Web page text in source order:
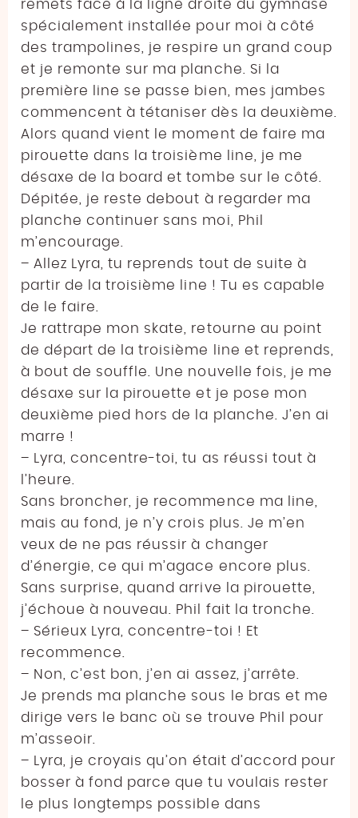
remets face à la ligne droite du gymnase
spécialement installée pour moi à côté
des trampolines, je respire un grand coup
et je remonte sur ma planche. Si la
première line se passe bien, mes jambes
commencent à tétaniser dès la deuxième.
Alors quand vient le moment de faire ma
pirouette dans la troisième line, je me
désaxe de la board et tombe sur le côté.
Dépitée, je reste debout à regarder ma
planche continuer sans moi, Phil
m’encourage.
– Allez Lyra, tu reprends tout de suite à
partir de la troisième line ! Tu es capable
de le faire.
Je rattrape mon skate, retourne au point
de départ de la troisième line et reprends,
à bout de souffle. Une nouvelle fois, je me
désaxe sur la pirouette et je pose mon
deuxième pied hors de la planche. J’en ai
marre !
– Lyra, concentre-toi, tu as réussi tout à
l’heure.
Sans broncher, je recommence ma line,
mais au fond, je n’y crois plus. Je m’en
veux de ne pas réussir à changer
d’énergie, ce qui m’agace encore plus.
Sans surprise, quand arrive la pirouette,
j’échoue à nouveau. Phil fait la tronche.
– Sérieux Lyra, concentre-toi ! Et
recommence.
– Non, c’est bon, j’en ai assez, j’arrête.
Je prends ma planche sous le bras et me
dirige vers le banc où se trouve Phil pour
m’asseoir.
– Lyra, je croyais qu’on était d’accord pour
bosser à fond parce que tu voulais rester
le plus longtemps possible dans